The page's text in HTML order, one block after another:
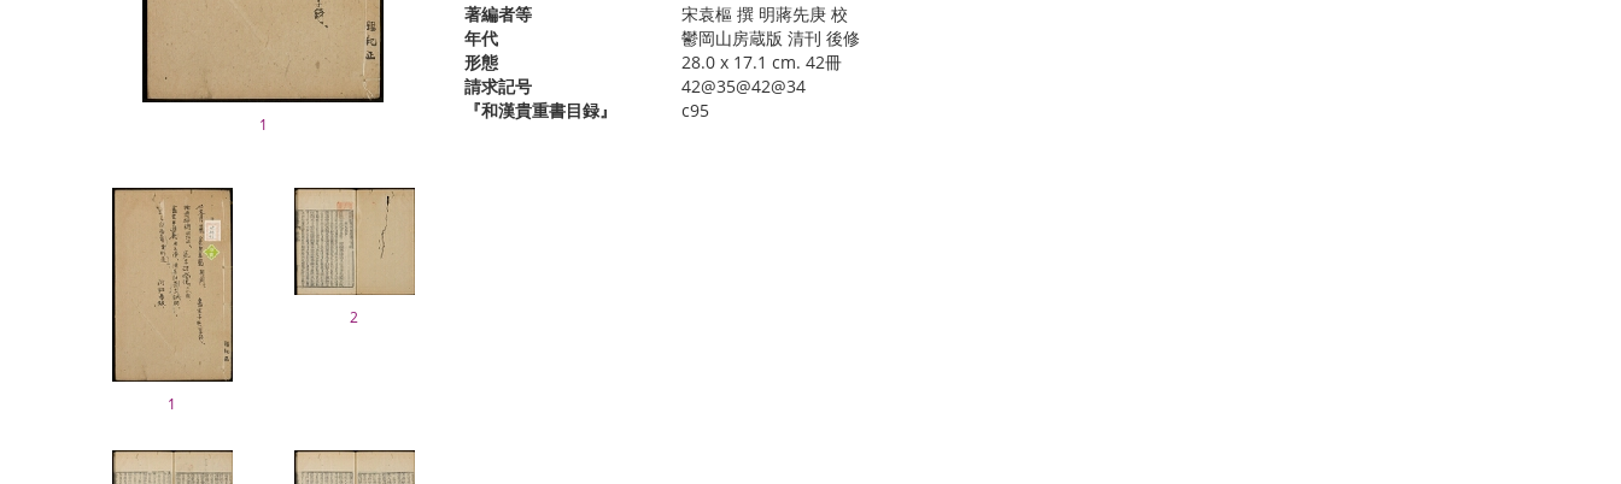
1
1
2
著編者等
宋袁樞 撰 明蔣先庚 校
年代
鬱岡山房蔵版 清刊 後修
形態
28.0 x 17.1 cm. 42冊
請求記号
42@35@42@34
『和漢貴重書目録』
c95